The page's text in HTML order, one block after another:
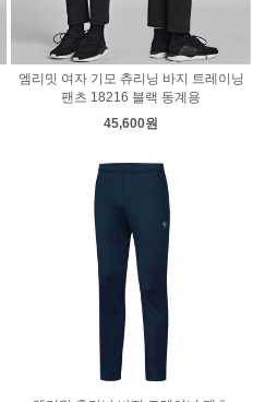
엠리밋 여자 기모 츄리닝 바지 트레이닝
팬츠 18216 블랙 동계용
45,600원